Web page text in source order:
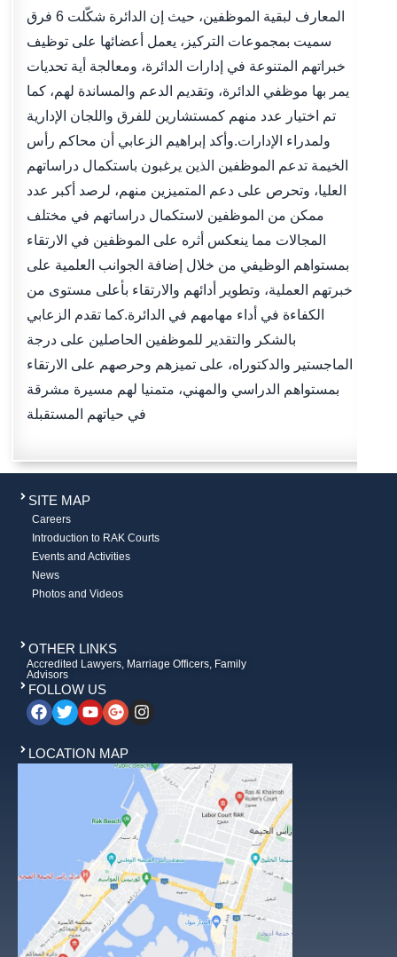
المعارف لبقية الموظفين، حيث إن الدائرة شكّلت 6 فرق
سميت بمجموعات التركيز، يعمل أعضائها على توظيف
خبراتهم المتنوعة في إدارات الدائرة، ومعالجة أية تحديات
يمر بها موظفي الدائرة، وتقديم الدعم والمساندة لهم، كما
تم اختيار عدد منهم كمستشارين للفرق واللجان الإدارية
ولمدراء الإدارات.وأكد إبراهيم الزعابي أن محاكم رأس
الخيمة تدعم الموظفين الذين يرغبون باستكمال دراساتهم
العليا، وتحرص على دعم المتميزين منهم، لرصد أكبر عدد
ممكن من الموظفين لاستكمال دراساتهم في مختلف
المجالات مما ينعكس أثره على الموظفين في الارتقاء
بمستواهم الوظيفي من خلال إضافة الجوانب العلمية على
خبرتهم العملية، وتطوير أدائهم والارتقاء بأعلى مستوى من
الكفاءة في أداء مهامهم في الدائرة.كما تقدم الزعابي
بالشكر والتقدير للموظفين الحاصلين على درجة
الماجستير والدكتوراه، على تميزهم وحرصهم على الارتقاء
بمستواهم الدراسي والمهني، متمنيا لهم مسيرة مشرقة
في حياتهم المستقبلة
SITE MAP
Careers
Introduction to RAK Courts
Events and Activities
News
Photos and Videos
OTHER LINKS
Accredited Lawyers, Marriage Officers, Family
Advisors
FOLLOW US
LOCATION MAP